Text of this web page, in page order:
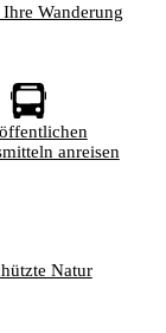
Wanderung
anreisen
Natur